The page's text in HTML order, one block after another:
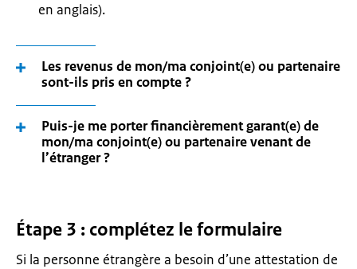
en anglais).
Les revenus de mon/ma conjoint(e) ou partenaire
sont-ils pris en compte ?
Puis-je me porter financièrement garant(e) de
mon/ma conjoint(e) ou partenaire venant de
l’étranger ?
Étape 3 : complétez le formulaire
Si la personne étrangère a besoin d’une attestation de